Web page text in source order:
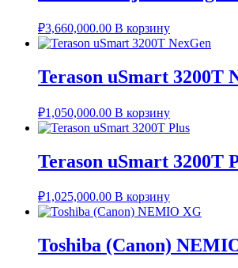
₽3,660,000.00 В корзину
Terason uSmart 3200T
₽1,050,000.00 В корзину
Terason uSmart 3200T
₽1,025,000.00 В корзину
Toshiba (Canon)